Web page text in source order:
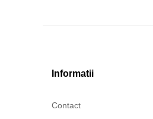
Informatii
Contact